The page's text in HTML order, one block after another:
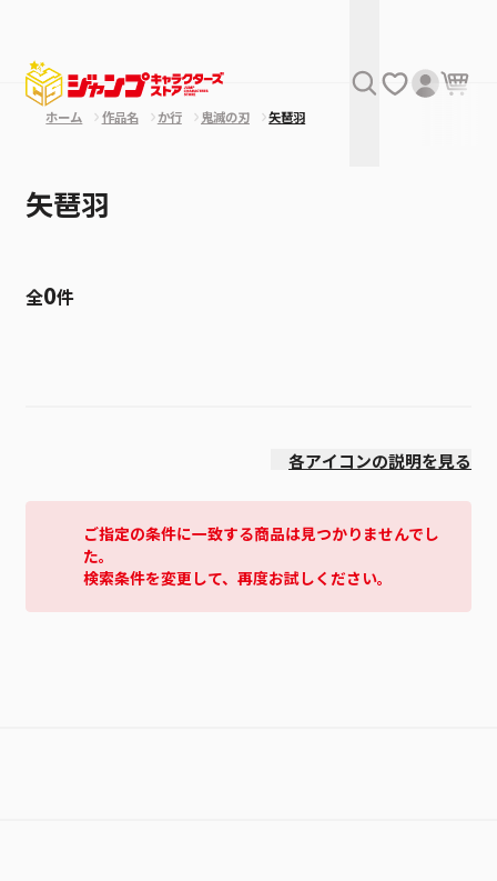
ホーム 作品名 か行 鬼滅の刃 矢琶羽
矢琶羽
全0件
各アイコンの説明を見る
ご指定の条件に一致する商品は見つかりませんでし
た。
検索条件を変更して、再度お試しください。